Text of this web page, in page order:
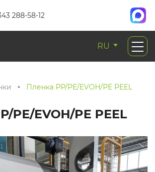
288-58-12
RU
Пленка PР/PE/EVOH/PE PEEL
PE/EVOH/PE PEEL